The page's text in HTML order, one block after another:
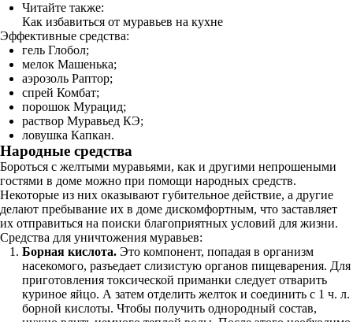
Читайте также:
Как избавиться от муравьев на кухне
Эффективные средства:
гель Глобол;
мелок Машенька;
аэрозоль Раптор;
спрей Комбат;
порошок Мурацид;
раствор Муравьед КЭ;
ловушка Капкан.
Народные средства
Бороться с желтыми муравьями, как и другими непрошеными
гостями в доме можно при помощи народных средств.
Некоторые из них оказывают губительное действие, а другие
делают пребывание их в доме дискомфортным, что заставляет
их отправиться на поиски благоприятных условий для жизни.
Средства для уничтожения муравьев:
Борная кислота. Это компонент, попадая в организм
насекомого, разъедает слизистую органов пищеварения. Для
приготовления токсической приманки следует отварить
куриное яйцо. А затем отделить желток и соединить с 1 ч. л.
борной кислоты. Чтобы получить однородный состав,